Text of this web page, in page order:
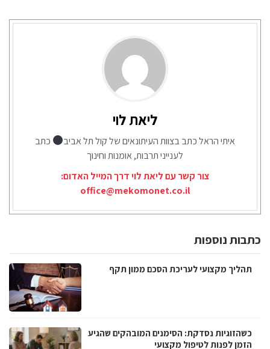
ליאת לוי
איתי הראל כתב בצוות העיתונאים של קול תל אביב
כתב
לענייני תרבות, אומנות וחינוך
צור קשר עם ליאת לוי דרך המייל האדום:
office@mekomonet.co.il
כתבות נוספות
תהליך מקצועי לעריכת הסכם ממון תקף
כשהזוגיות נסדקת: הסימנים המובהקים שהגיע
הזמן לפנות לטיפול מקצועי